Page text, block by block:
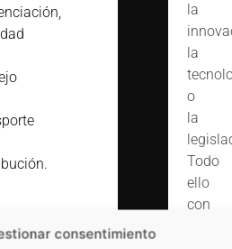
consentimiento
la
la
o
la
Todo
ello
con